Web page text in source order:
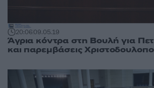
20:0609.05.19
Άγρια κόντρα στη Βουλή για
και παρεμβάσεις